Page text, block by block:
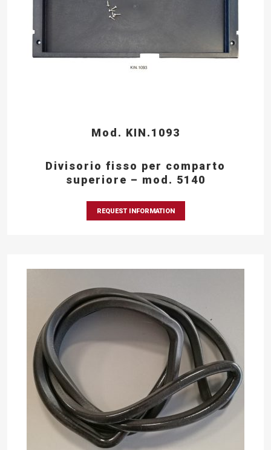
Mod. KIN.1093
Divisorio fisso per comparto
superiore – mod. 5140
REQUEST INFORMATION